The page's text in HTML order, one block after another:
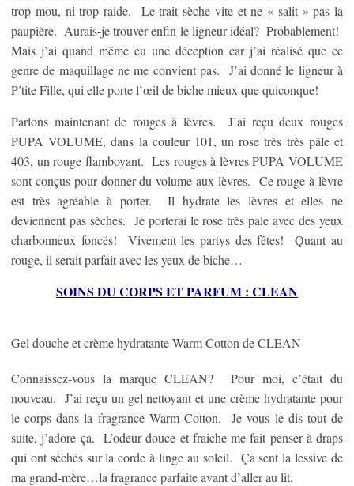
trop mou, ni trop raide. Le trait sèche vite et ne « salit » pas la
paupière. Aurais-je trouver enfin le ligneur idéal? Probablement!
Mais j’ai quand même eu une déception car j’ai réalisé que ce
genre de maquillage ne me convient pas. J’ai donné le ligneur à
P’tite Fille, qui elle porte l’œil de biche mieux que quiconque!
Parlons maintenant de rouges à lèvres. J’ai reçu deux rouges
PUPA VOLUME, dans la couleur 101, un rose très très pâle et
403, un rouge flamboyant. Les rouges à lèvres PUPA VOLUME
sont conçus pour donner du volume aux lèvres. Ce rouge à lèvre
est très agréable à porter. Il hydrate les lèvres et elles ne
deviennent pas sèches. Je porterai le rose très pale avec des yeux
charbonneux foncés! Vivement les partys des fêtes! Quant au
rouge, il serait parfait avec les yeux de biche…
SOINS DU CORPS ET PARFUM : CLEAN
Gel douche et crème hydratante Warm Cotton de CLEAN
Connaissez-vous la marque CLEAN? Pour moi, c’était du
nouveau. J’ai reçu un gel nettoyant et une crème hydratante pour
le corps dans la fragrance Warm Cotton. Je vous le dis tout de
suite, j’adore ça. L’odeur douce et fraiche me fait penser à draps
qui ont séchés sur la corde à linge au soleil. Ça sent la lessive de
ma grand-mère…la fragrance parfaite avant d’aller au lit.